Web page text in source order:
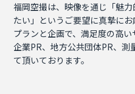
福岡空撮は、映像を通じ「魅
たい」というご要望に真摯に
プランと企画で、満足度の高い
企業PR、地方公共団体PR、測
て頂いております。